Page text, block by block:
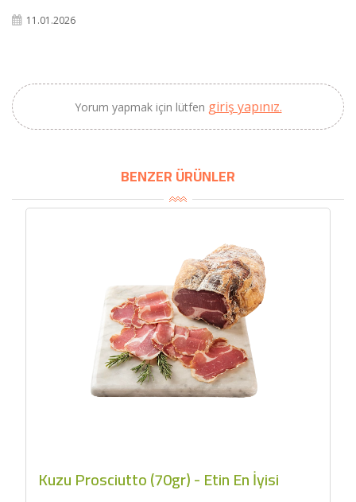
11.01.2026
Yorum yapmak için lütfen giriş yapınız.
BENZER ÜRÜNLER
Kuzu Prosciutto (70gr) - Etin En İyisi